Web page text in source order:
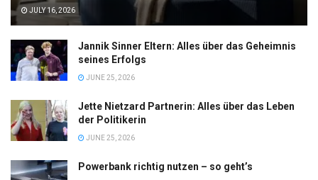
JULY 16, 2026
Jannik Sinner Eltern: Alles über das Geheimnis
seines Erfolgs
JUNE 25, 2026
Jette Nietzard Partnerin: Alles über das Leben
der Politikerin
JUNE 25, 2026
Powerbank richtig nutzen – so geht’s